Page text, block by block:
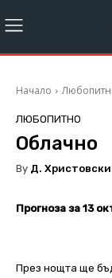
Начало
ЛЮБОПИТНО
Облачно
By Д. Христовски
Прогноза за 13
През нощта ще